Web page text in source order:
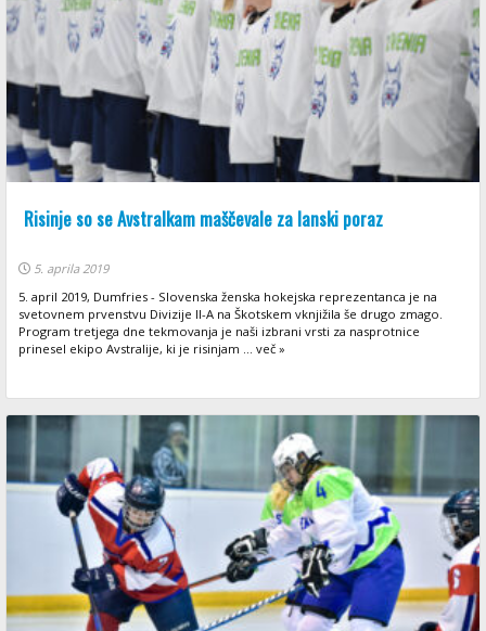
Risinje so se Avstralkam maščevale za lanski poraz
5. aprila 2019
5. april 2019, Dumfries - Slovenska ženska hokejska reprezentanca je na
svetovnem prvenstvu Divizije II-A na Škotskem vknjižila še drugo zmago.
Program tretjega dne tekmovanja je naši izbrani vrsti za nasprotnice
prinesel ekipo Avstralije, ki je risinjam ... več »